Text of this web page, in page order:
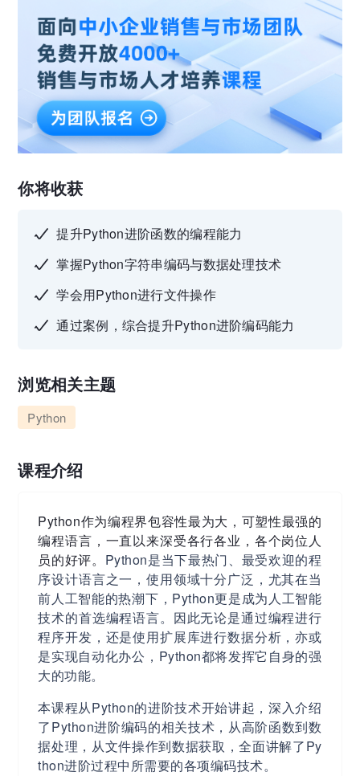
你将收获
提升Python进阶函数的编程能力
掌握Python字符串编码与数据处理技术
学会用Python进行文件操作
通过案例，综合提升Python进阶编码能力
浏览相关主题
Python
课程介绍
Python作为编程界包容性最为大，可塑性最强的
编程语言，一直以来深受各行各业，各个岗位人
员的好评。 Python是当下最热门、最受欢迎的程
序设计语言之一，使用领域十分广泛，尤其在当
前人工智能的热潮下，Python更是成为人工智能
技术的首选编程语言。因此无论是通过编程进行
程序开发，还是使用扩展库进行数据分析，亦或
是实现自动化办公，Python都将发挥它自身的强
大的功能。
本课程从Python的进阶技术开始讲起，深入介绍
了Python进阶编码的相关技术，从高阶函数到数
据处理，从文件操作到数据获取，全面讲解了Py
thon进阶过程中所需要的各项编码技术。